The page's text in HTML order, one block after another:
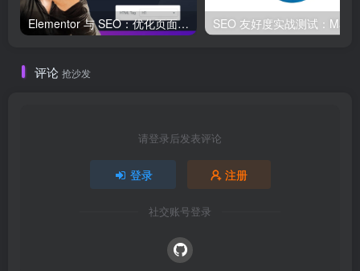
Elementor 与 SEO：优化页面结构和加载速度的最佳实践
评论 抢沙发
请登录后发表评论
登录 注册
社交账号登录